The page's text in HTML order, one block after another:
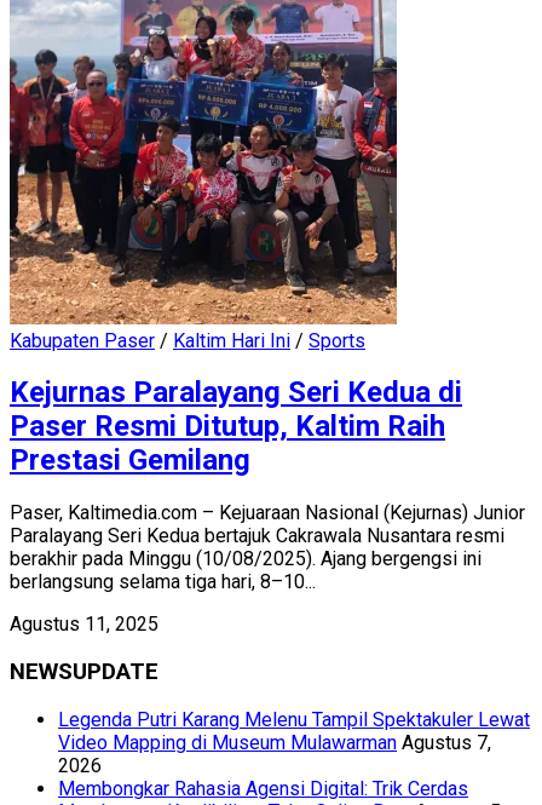
Kabupaten Paser / Kaltim Hari Ini / Sports
Kejurnas Paralayang Seri Kedua di
Paser Resmi Ditutup, Kaltim Raih
Prestasi Gemilang
Paser, Kaltimedia.com – Kejuaraan Nasional (Kejurnas) Junior
Paralayang Seri Kedua bertajuk Cakrawala Nusantara resmi
berakhir pada Minggu (10/08/2025). Ajang bergengsi ini
berlangsung selama tiga hari, 8–10...
Agustus 11, 2025
NEWSUPDATE
Legenda Putri Karang Melenu Tampil Spektakuler Lewat
Video Mapping di Museum Mulawarman Agustus 7,
2026
Membongkar Rahasia Agensi Digital: Trik Cerdas